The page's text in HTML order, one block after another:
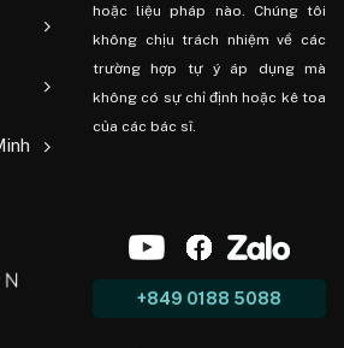
hoặc liệu pháp nào. Chúng tôi
không chịu trách nhiệm về các
trường hợp tự ý áp dụng mà
không có sự chỉ định hoặc kê toa
của các bác sĩ.
+849 0188 5088